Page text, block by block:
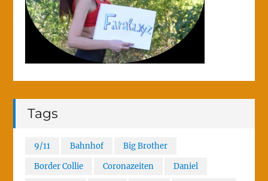
Tags
9/11 Bahnhof
Big Brother
Border Collie
Coronazeiten Daniel